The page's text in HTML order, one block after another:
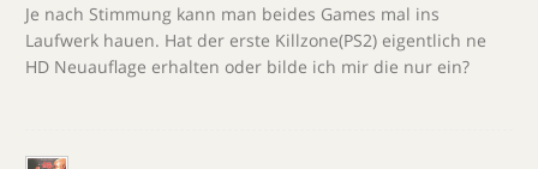
Je nach Stimmung kann man beides Games mal ins
Laufwerk hauen. Hat der erste Killzone(PS2) eigentlich ne
HD Neuauflage erhalten oder bilde ich mir die nur ein?